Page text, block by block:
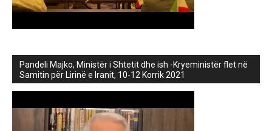
Pandeli Majko, Ministër i Shtetit dhe ish -Kryeministër flet në
Samitin për Lirinë e Iranit, 10-12 Korrik 2021